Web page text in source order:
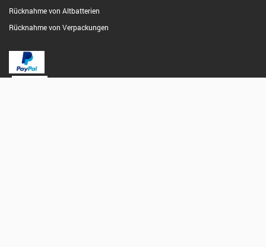
Rücknahme von Altbatterien
Rücknahme von Verpackungen